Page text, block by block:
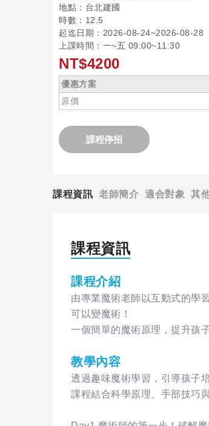
地點：台北建國
時數：12.5
起迄日期：2026-08-24~2026-08-28
上課時間：一~五 09:00~11:30
NT$4200
優惠方案
原價
課程停招
課程資訊 老師簡介 適合對象 其
課程資訊
課程介紹
由專業魔術老師以互動式的學
可以變魔術！
一個簡單的魔術原理，提升孩
教學內容
透過趣味魔術學習，引導孩子
課程結合科學原理、手部技巧